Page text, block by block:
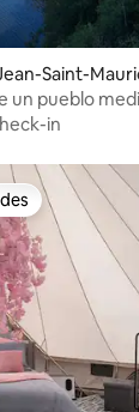
Saint-
un pueblo
in